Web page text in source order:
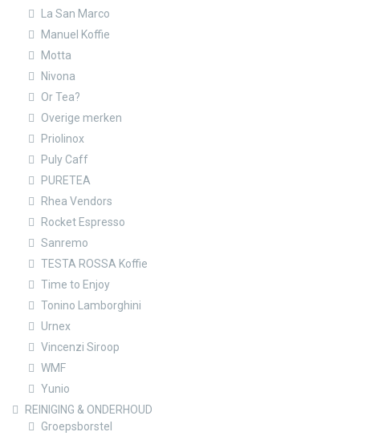
La San Marco
Manuel Koffie
Motta
Nivona
Or Tea?
Overige merken
Priolinox
Puly Caff
PURETEA
Rhea Vendors
Rocket Espresso
Sanremo
TESTA ROSSA Koffie
Time to Enjoy
Tonino Lamborghini
Urnex
Vincenzi Siroop
WMF
Yunio
REINIGING & ONDERHOUD
Groepsborstel